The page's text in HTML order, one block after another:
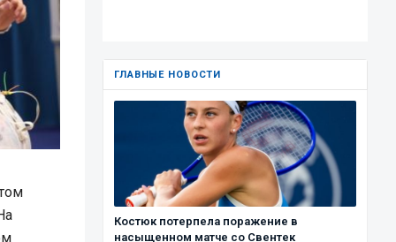
ГЛАВНЫЕ НОВОСТИ
Костюк потерпела поражение в
насыщенном матче со Свентек